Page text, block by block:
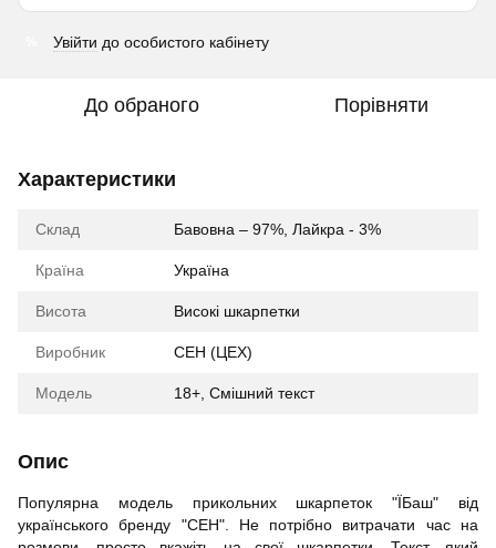
Увійти до особистого кабінету
До обраного Порівняти
Характеристики
Склад Бавовна – 97%, Лайкра - 3%
Країна Україна
Висота Високі шкарпетки
Виробник CEH (ЦЕХ)
Модель 18+, Смішний текст
Опис
Популярна модель прикольних шкарпеток "ЇБаш" від
українського бренду "CEH". Не потрібно витрачати час на